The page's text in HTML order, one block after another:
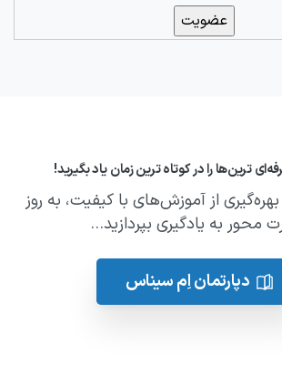
ترین‌ها را در کوتاه ترین زمان یاد بگیرید!
از آموزش‌های با کیفیت، به روز
محور به یادگیری بپردازید...
دپارتمان اِم سیناس